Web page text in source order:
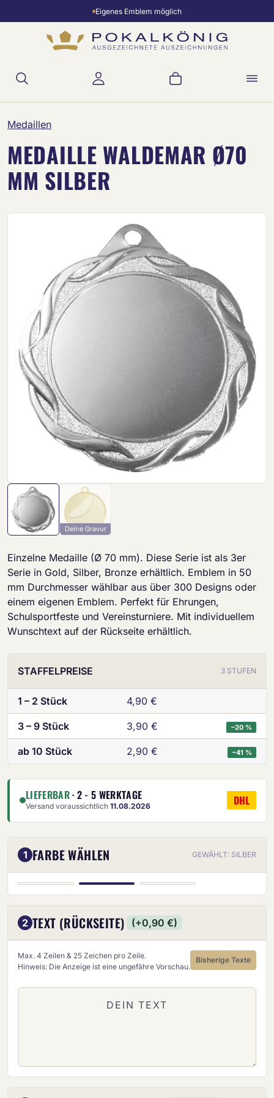
Zum Hauptinhalt springenEigenes Emblem möglich
Warenkorb
Medaillen
MEDAILLE WALDEMAR Ø70
MM SILBER
Deine Gravur
Einzelne Medaille (Ø 70 mm). Diese Serie ist als 3er
Serie in Gold, Silber, Bronze erhältlich. Emblem in 50
mm Durchmesser wählbar aus über 300 Designs oder
einem eigenen Emblem. Perfekt für Ehrungen,
Schulsportfeste und Vereinsturniere. Mit individuellem
Wunschtext auf der Rückseite erhältlich.
STAFFELPREISE 3 STUFEN
1 – 2 Stück 4,90 €
3 – 9 Stück 3,90 € −20 %
ab 10 Stück 2,90 € −41 %
LIEFERBAR· 2 - 5 WERKTAGE
Versand voraussichtlich 11.08.2026 DHL
1 FARBE WÄHLEN GEWÄHLT: SILBER
GOLD SILBER BRONZE
2 TEXT (RÜCKSEITE) (+0,90 €)
Max. 4 Zeilen & 25 Zeichen pro Zeile.
Hinweis: Die Anzeige ist eine ungefähre Vorschau.
Bisherige Texte